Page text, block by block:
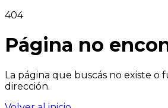
404
Página no
La página que buscás no existe o
dirección.